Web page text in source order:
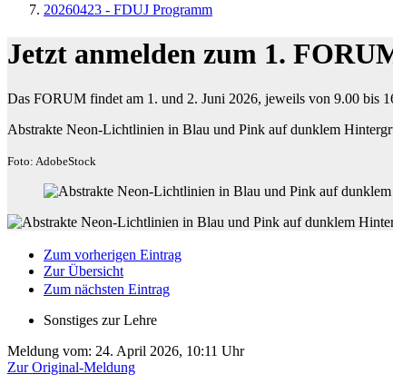
20260423 - FDUJ Programm
Jetzt anmelden zum 1.
Das FORUM findet am 1. und 2. Juni 2026, jeweils von 9.00 bis
Abstrakte Neon-Lichtlinien in Blau und Pink auf dunklem
Foto: AdobeStock
Zum vorherigen Eintrag
Zur Übersicht
Zum nächsten Eintrag
Sonstiges zur Lehre
Meldung vom: 24. April 2026, 10:11 Uhr
Zur Original-Meldung